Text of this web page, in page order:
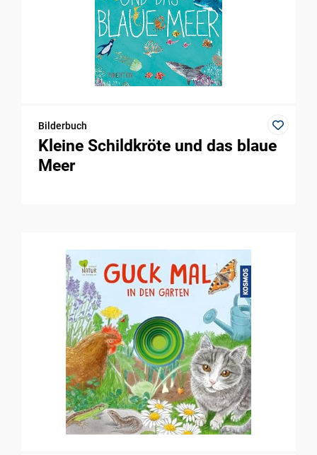
Bilderbuch
Kleine Schildkröte und das blaue
Meer